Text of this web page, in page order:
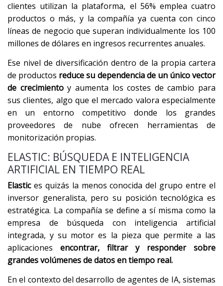
clientes utilizan la plataforma, el 56% emplea cuatro
productos o más, y la compañía ya cuenta con cinco
líneas de negocio que superan individualmente los 100
millones de dólares en ingresos recurrentes anuales.
Ese nivel de diversificación dentro de la propia cartera
de productos reduce su dependencia de un único vector
de crecimientoy aumenta los costes de cambio para
sus clientes, algo que el mercado valora especialmente
en un entorno competitivo donde los grandes
proveedores de nube ofrecen herramientas de
monitorización propias.
ELASTIC: BÚSQUEDA E INTELIGENCIA
ARTIFICIAL EN TIEMPO REAL
Elastices quizás la menos conocida del grupo entre el
inversor generalista, pero su posición tecnológica es
estratégica. La compañía se define a sí misma como la
empresa de búsqueda con inteligencia artificial
integrada, y su motor es la pieza que permite a las
aplicaciones encontrar, filtrar y responder sobre
grandes volúmenes de datos en tiempo real.
En el contexto del desarrollo de agentes de IA, sistemas